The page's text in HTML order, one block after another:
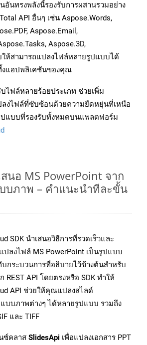
นทรงพลังนี้รองรับการผสานรวมอย่าง
API อื่นๆ เช่น Aspose.Words,
Aspose.Email,
Aspose.3D,
ให้สามารถแปลงไฟล์หลายรูปแบบได้
งแอปพลิเคชันของคุณ
บไฟล์หลายร้อยประเภท ช่วยเพิ่ม
งไฟล์ที่ซับซ้อนด้วยความยืดหยุ่นที่เหนือ
ปแบบที่รองรับทั้งหมดบนแพลตฟอร์ม
นอ MS PowerPoint จาก
บบภาพ – คำแนะนำทีละขั้น
SDK นำเสนอวิธีการที่รวดเร็วและ
ปลงไฟล์ MS PowerPoint เป็นรูปแบบ
กระบวนการที่อธิบายไว้ข้างต้นสำหรับ
REST API โดยตรงหรือ SDK ทำให้
API ช่วยให้คุณแปลงสไลด์
แบบภาพต่างๆ ได้หลายรูปแบบ รวมถึง
และ TIFF
ซ์คลาส SlidesApi เพื่อแปลงเอกสาร PPT